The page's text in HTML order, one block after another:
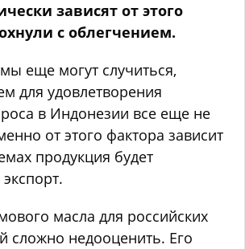
зависят от этого
с облегчением.
еще могут случиться,
для удовлетворения
в Индонезии все еще не
от этого фактора зависит
продукция будет
масла для российских
сложно недооценить. Его